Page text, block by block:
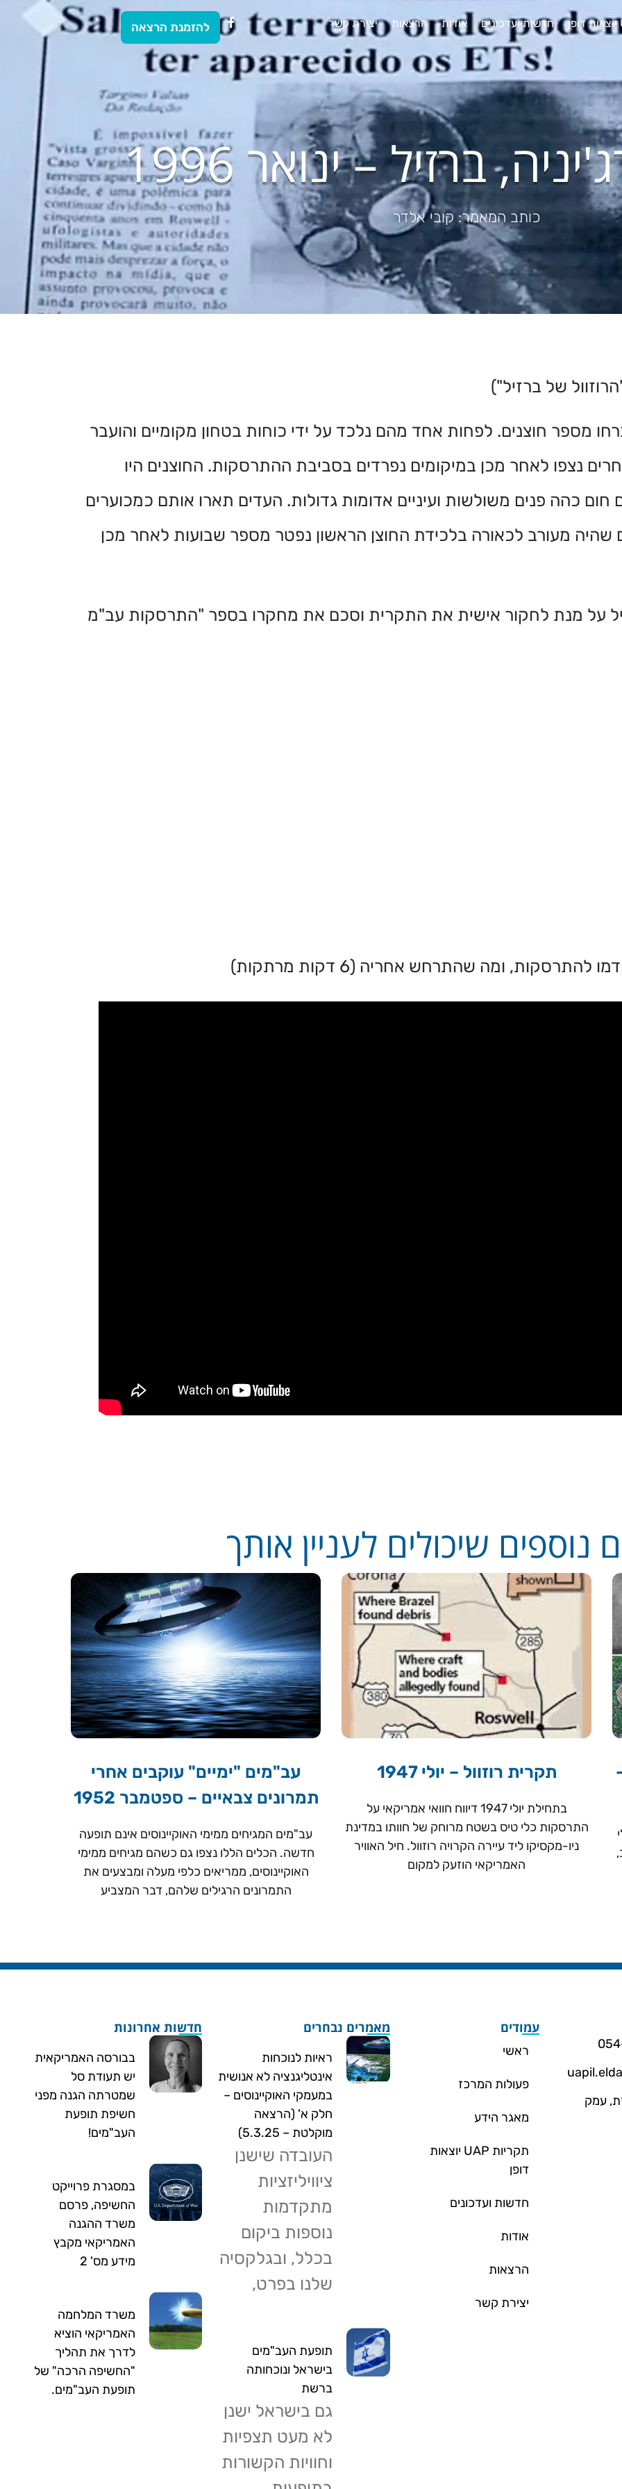
חדשות ועדכונים אודות הרצאות יצירת קשר להזמנת הרצאה
ברזיל – ינואר 1996
כותב המאמר: קובי אלדר
של ברזיל")
מספר חוצנים. לפחות אחד מהם נלכד על ידי כוחות בטחון מקומיים והועבר
נצפו לאחר מכן במיקומים נפרדים בסביבת ההתרסקות. החוצנים היו
כהה פנים משולשות ועיניים אדומות גדולות. העדים תארו אותם כמכוערים
שהיה מעורב לכאורה בלכידת החוצן הראשון נפטר מספר שבועות לאחר מכן
על מנת לחקור אישית את התקרית וסכם את מחקרו בספר "התרסקות עב"מ
ומה שהתרחש אחריה (6 דקות מרתקות)
נוספים שיכולים לעניין אותך
תקרית רוזוול – יולי 1947
בתחילת יולי 1947 דיווח חוואי אמריקאי על
התרסקות כלי טיס בשטח מרוחק של חוותו במדינת
ניו-מקסיקו ליד עיירה הקרויה רוזוול. חיל האוויר
האמריקאי הוזעק למקום
עב"מים "ימיים" עוקבים אחרי
תמרונים צבאיים – ספטמבר 1952
עב"מים המגיחים ממימי האוקיינוסים אינם תופעה
חדשה. הכלים הללו נצפו גם כשהם מגיחים ממימי
האוקיינוסים, ממריאים כלפי מעלה ומבצעים את
התמרונים הרגילים שלהם, דבר המצביע
260 תמרת, עמק
עמודים
ראשי
פעולות המרכז
מאגר הידע
תקריות UAP יוצאות
דופן
חדשות ועדכונים
אודות
הרצאות
יצירת קשר
מאמרים נבחרים
ראיות לנוכחות
אינטליגנציה לא אנושית
במעמקי האוקיינוסים –
חלק א' (הרצאה
מוקלטת – 5.3.25)
העובדה שישנן
ציוויליזציות
מתקדמות
נוספות ביקום
בכלל, ובגלקסיה
שלנו בפרט,
תופעת העב"מים
בישראל ונוכחותה
ברשת
גם בישראל ישנן
לא מעט תצפיות
וחוויות הקשורות
חדשות אחרונות
בבורסה האמריקאית
יש תעודת סל
שמטרתה הגנה מפני
חשיפת תופעת
העב"מים!
במסגרת פרוייקט
החשיפה, פרסם
משרד ההגנה
האמריקאי מקבץ
מידע מס' 2
משרד המלחמה
האמריקאי הוציא
לדרך את תהליך
"החשיפה הרכה" של
תופעת העב"מים.